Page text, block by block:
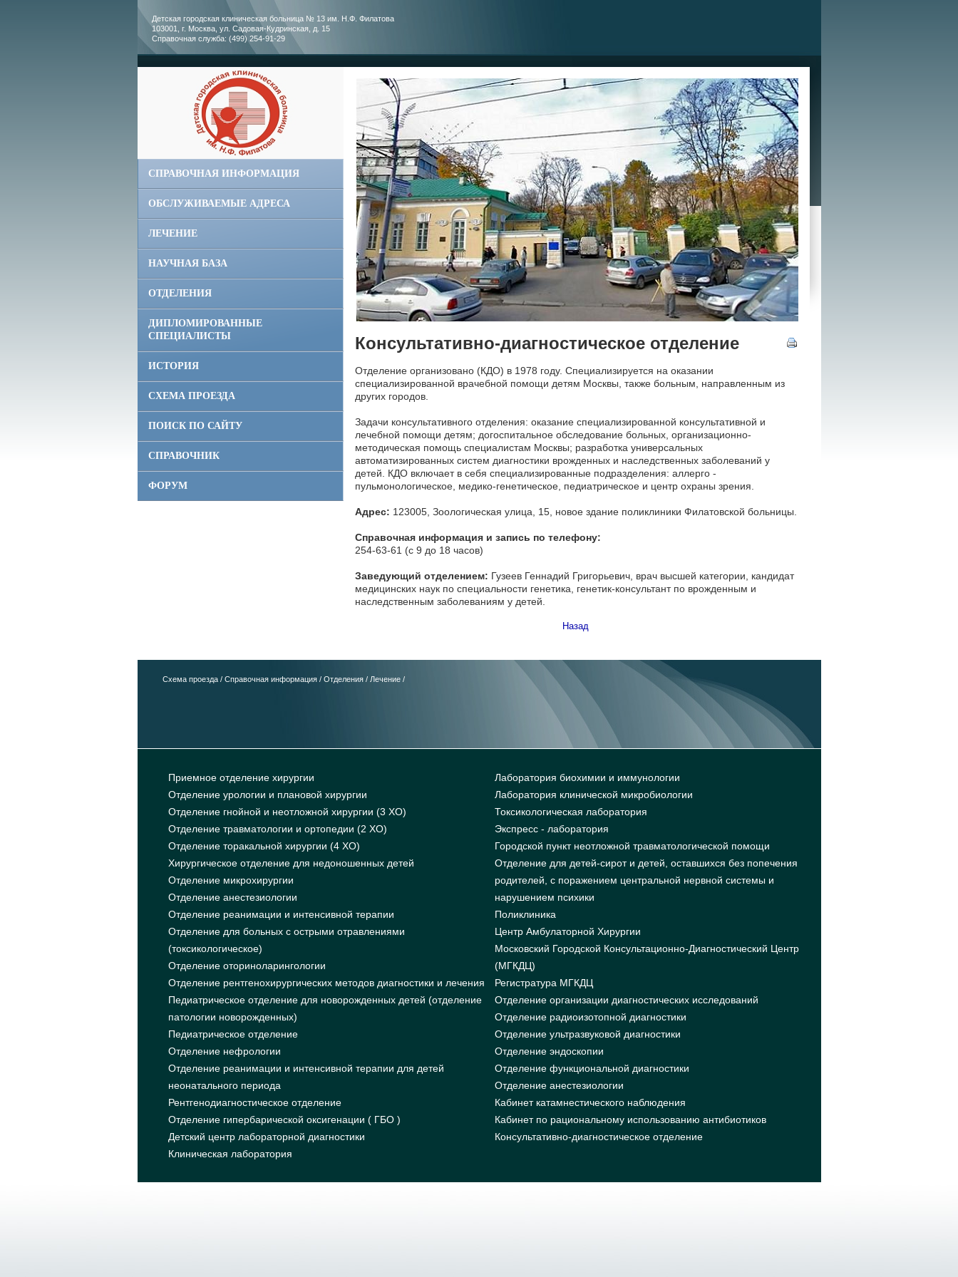
Детская городская клиническая больница № 13 им. Н.Ф. Филатова
103001, г. Москва, ул. Садовая-Кудринская, д. 15
Справочная служба: (499) 254-91-29
СПРАВОЧНАЯ ИНФОРМАЦИЯ
ОБСЛУЖИВАЕМЫЕ АДРЕСА
ЛЕЧЕНИЕ
НАУЧНАЯ БАЗА
ОТДЕЛЕНИЯ
ДИПЛОМИРОВАННЫЕ
СПЕЦИАЛИСТЫ
ИСТОРИЯ
СХЕМА ПРОЕЗДА
ПОИСК ПО САЙТУ
СПРАВОЧНИК
ФОРУМ
Консультативно-диагностическое отделение
Отделение организовано (КДО) в 1978 году. Специализируется на оказании
специализированной врачебной помощи детям Москвы, также больным, направленным из
других городов.
Задачи консультативного отделения: оказание специализированной консультативной и
лечебной помощи детям; догоспитальное обследование больных, организационно-
методическая помощь специалистам Москвы; разработка универсальных
автоматизированных систем диагностики врожденных и наследственных заболеваний у
детей. КДО включает в себя специализированные подразделения: аллерго -
пульмонологическое, медико-генетическое, педиатрическое и центр охраны зрения.
Адрес: 123005, Зоологическая улица, 15, новое здание поликлиники Филатовской больницы.
Справочная информация и запись по телефону:
254-63-61 (с 9 до 18 часов)
Заведующий отделением: Гузеев Геннадий Григорьевич, врач высшей категории, кандидат
медицинских наук по специальности генетика, генетик-консультант по врожденным и
наследственным заболеваниям у детей.
Назад
Схема проезда/ Справочная информация/ Отделения/ Лечение/
Приемное отделение хирургии
Отделение урологии и плановой хирургии
Отделение гнойной и неотложной хирургии (3 ХО)
Отделение травматологии и ортопедии (2 ХО)
Отделение торакальной хирургии (4 ХО)
Хирургическое отделение для недоношенных детей
Отделение микрохирургии
Отделение анестезиологии
Отделение реанимации и интенсивной терапии
Отделение для больных с острыми отравлениями
(токсикологическое)
Отделение оториноларингологии
Отделение рентгенохирургических методов диагностики и лечения
Педиатрическое отделение для новорожденных детей (отделение
патологии новорожденных)
Педиатрическое отделение
Отделение нефрологии
Отделение реанимации и интенсивной терапии для детей
неонатального периода
Рентгенодиагностическое отделение
Отделение гипербарической оксигенации ( ГБО )
Детский центр лабораторной диагностики
Клиническая лаборатория
Лаборатория биохимии и иммунологии
Лаборатория клинической микробиологии
Токсикологическая лаборатория
Экспресс - лаборатория
Городской пункт неотложной травматологической помощи
Отделение для детей-сирот и детей, оставшихся без попечения
родителей, с поражением центральной нервной системы и
нарушением психики
Поликлиника
Центр Амбулаторной Хирургии
Московский Городской Консультационно-Диагностический Центр
(МГКДЦ)
Регистратура МГКДЦ
Отделение организации диагностических исследований
Отделение радиоизотопной диагностики
Отделение ультразвуковой диагностики
Отделение эндоскопии
Отделение функциональной диагностики
Отделение анестезиологии
Кабинет катамнестического наблюдения
Кабинет по рациональному использованию антибиотиков
Консультативно-диагностическое отделение